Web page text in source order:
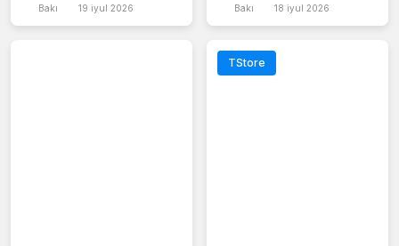
Bakı 19 iyul 2026 Bakı 18 iyul 2026
TStore